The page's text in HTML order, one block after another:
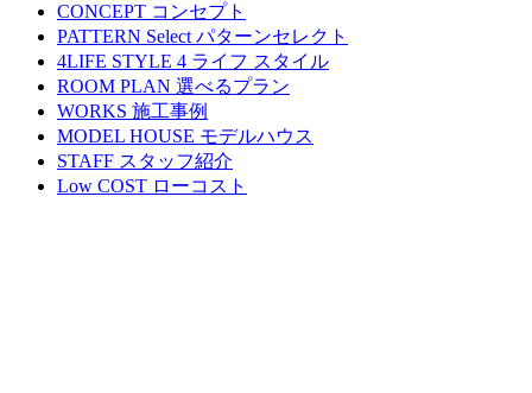
CONCEPT コンセプト
PATTERN Select パターンセレクト
4LIFE STYLE 4 ライフ スタイル
ROOM PLAN 選べるプラン
WORKS 施工事例
MODEL HOUSE モデルハウス
STAFF スタッフ紹介
Low COST ローコスト